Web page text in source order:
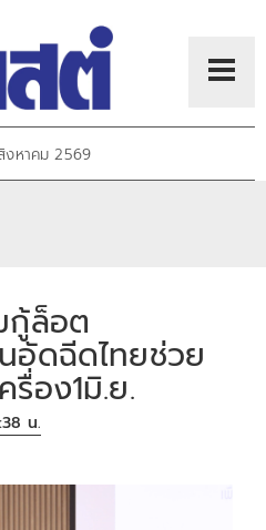
งหาคม 2569
กู้ล็อต
อัดฉีดไทยช่วย
รื่อง1มิ.ย.
น.